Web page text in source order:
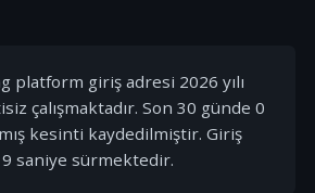
platform giriş adresi 2026 yılı
çalışmaktadır. Son 30 günde 0
kesinti kaydedilmiştir. Giriş
saniye sürmektedir.